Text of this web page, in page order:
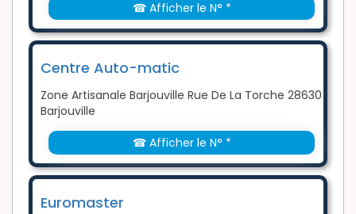
☎ Afficher le N° *
Centre Auto-matic
Zone Artisanale Barjouville Rue De La Torche 28630
Barjouville
☎ Afficher le N° *
Euromaster